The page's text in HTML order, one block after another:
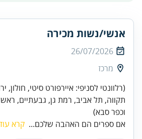
אנשי/נשות מכירה
26/07/2026
מרכז
(רלוונטי לסניפי: איירפורט סיטי, חולון,
תקווה, תל אביב, רמת גן, גבעתיים,
וכפר סבא)
אם ספרים הם האהבה שלכם... קרא